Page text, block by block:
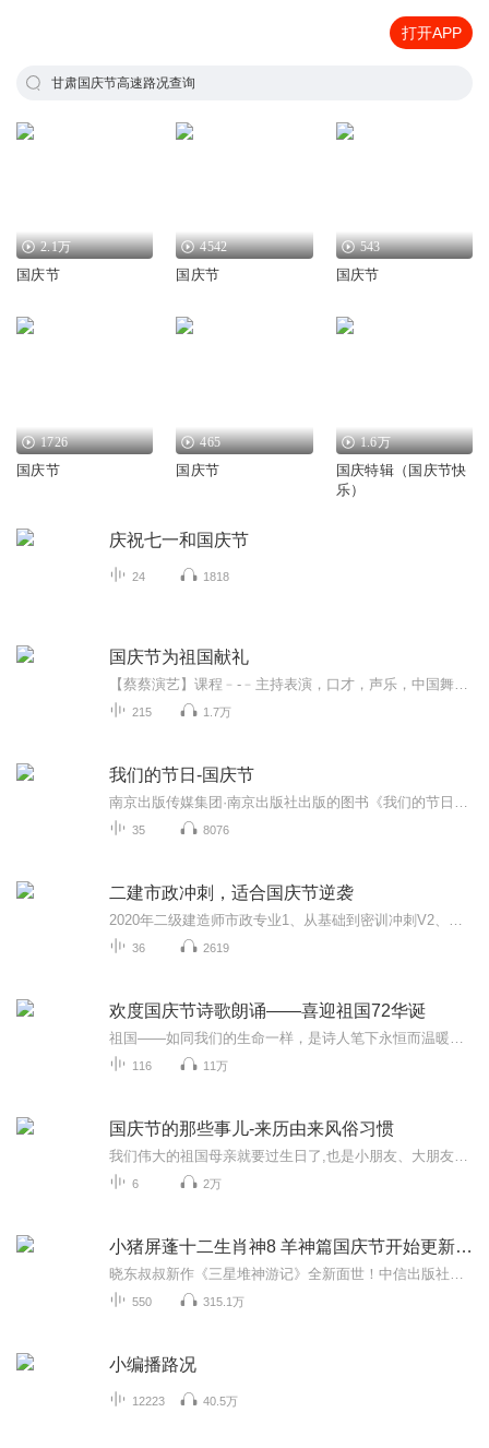
打开APP
甘肃国庆节高速路况查询
2.1万
国庆节
4542
国庆节
543
国庆节
1726
国庆节
465
国庆节
1.6万
国庆特辑（国庆节快
乐）
庆祝七一和国庆节
24 1818
国庆节为祖国献礼
215 1.7万
我们的节日-国庆节
35 8076
二建市政冲刺，适合国庆节逆袭
36 2619
欢度国庆节诗歌朗诵——喜迎祖国72华诞
116 11万
国庆节的那些事儿-来历由来风俗习惯
6 2万
小猪屏蓬十二生肖神8 羊神篇国庆节开始更新啦！
550 315.1万
小编播路况
12223 40.5万